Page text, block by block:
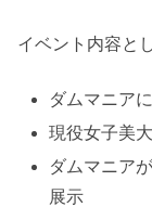
イベント内容と
ダムマニア
現役女子美
ダムマニア
展示